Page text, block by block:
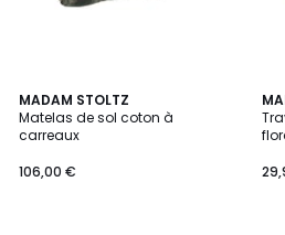
MADAM STOLTZ
Matelas de sol coton à
carreaux
106,00 €
2
Couleurs